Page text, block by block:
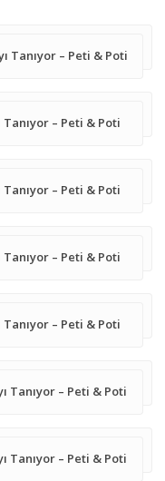
Tanıyor – Peti & Poti
Tanıyor – Peti & Poti
Tanıyor – Peti & Poti
Tanıyor – Peti & Poti
Tanıyor – Peti & Poti
Tanıyor – Peti & Poti
Tanıyor – Peti & Poti